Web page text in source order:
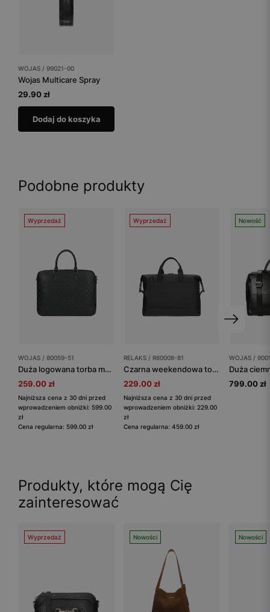
WOJAS / 99021-00
Wojas Multicare Spray
29.90 zł
Dodaj do koszyka
Podobne produkty
Wyprzedaż
WOJAS / 80059-51
Duża logowana torba męska skórzana z przegrodą na laptopa
259.00 zł
Najniższa cena z 30 dni przed
wprowadzeniem obniżki: 599.00
zł
Cena regularna: 599.00 zł
Wyprzedaż
RELAKS / R80008-81
Czarna weekendowa torba męska RELAKS z tkaniny i skóry licowej
229.00 zł
Najniższa cena z 30 dni przed
wprowadzeniem obniżki: 229.00
zł
Cena regularna: 459.00 zł
Nowość
WOJAS /
799.00 zł
Produkty, które mogą Cię
zainteresować
Wyprzedaż Nowości Nowości